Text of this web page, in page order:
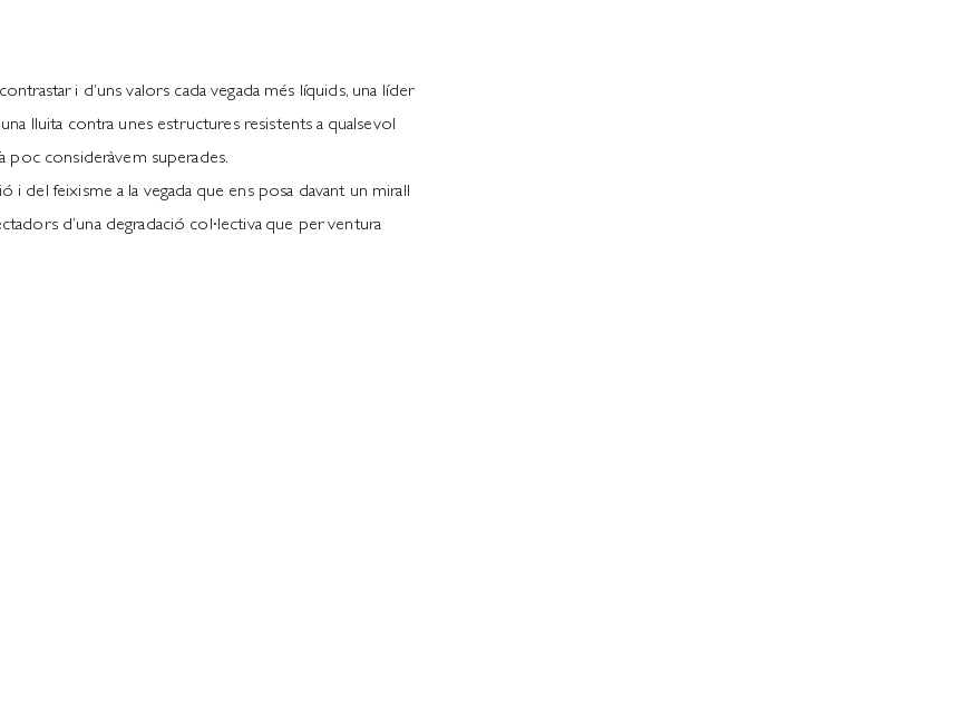
i d’uns valors cada vegada més líquids, una líder
lluita contra unes estructures resistents a qualsevol
poc consideràvem superades.
i del feixisme a la vegada que ens posa davant un mirall
d’una degradació col·lectiva que per ventura